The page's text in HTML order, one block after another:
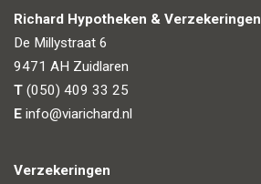
Richard Hypotheken & Verzekeringen
De Millystraat 6
9471 AH Zuidlaren
T (050) 409 33 25
E info@viarichard.nl
Verzekeringen